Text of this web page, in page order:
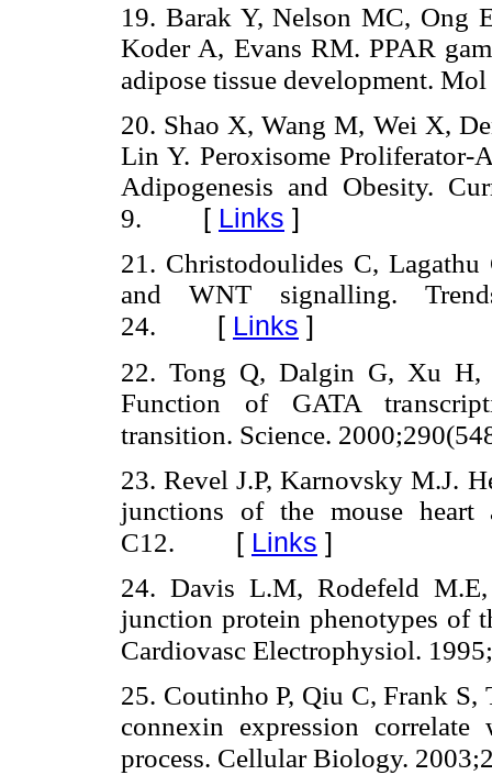
19. Barak Y, Nelson MC, Ong
Koder A, Evans RM. PPAR
adipose tissue development.
20. Shao X, Wang M, Wei X,
Lin Y. Peroxisome Proliferator-
Adipogenesis and Obesity.
9. [ Links ]
21. Christodoulides C,
and WNT signalling.
24. [ Links ]
22. Tong Q, Dalgin G, Xu H,
Function of GATA
transition. Science.
23. Revel J.P, Karnovsky M.J.
junctions of the mouse
C12. [ Links ]
24. Davis L.M, Rodefeld
junction protein phenotypes of
Cardiovasc Electrophysiol.
25. Coutinho P, Qiu C, Frank S,
connexin expression
process. Cellular Biology.